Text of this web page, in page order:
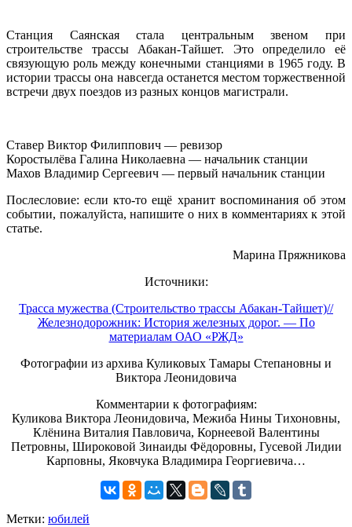
Станция Саянская стала центральным звеном при
строительстве трассы Абакан-Тайшет. Это определило её
связующую роль между конечными станциями в 1965 году. В
истории трассы она навсегда останется местом торжественной
встречи двух поездов из разных концов магистрали.
Ставер Виктор Филиппович — ревизор
Коростылёва Галина Николаевна — начальник станции
Махов Владимир Сергеевич — первый начальник станции
Послесловие: если кто-то ещё хранит воспоминания об этом
событии, пожалуйста, напишите о них в комментариях к этой
статье.
Марина Пряжникова
Источники:
Трасса мужества (Строительство трассы Абакан-Тайшет)//
Железнодорожник: История железных дорог. — По
материалам ОАО «РЖД»
Фотографии из архива Куликовых Тамары Степановны и
Виктора Леонидовича
Комментарии к фотографиям:
Куликова Виктора Леонидовича, Межиба Нины Тихоновны,
Клёнина Виталия Павловича, Корнеевой Валентины
Петровны, Широковой Зинаиды Фёдоровны, Гусевой Лидии
Карповны, Яковчука Владимира Георгиевича…
Метки: юбилей